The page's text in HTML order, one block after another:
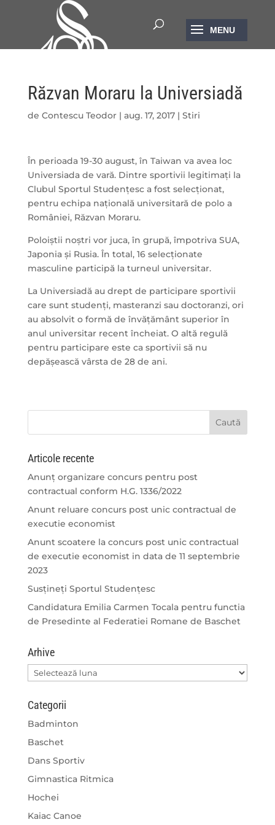
Răzvan Moraru la Universiadă
de Contescu Teodor| aug. 17, 2017| Stiri
În perioada 19-30 august, în Taiwan va avea loc
Universiada de vară. Dintre sportivii legitimați la
Clubul Sportul Studențesc a fost selecționat,
pentru echipa națională universitară de polo a
României, Răzvan Moraru.
Poloiștii noștri vor juca, în grupă, împotriva SUA,
Japonia și Rusia. În total, 16 selecționate
masculine participă la turneul universitar.
La Universiadă au drept de participare sportivii
care sunt studenți, masteranzi sau doctoranzi, ori
au absolvit o formă de învățământ superior în
anul universitar recent încheiat. O altă regulă
pentru participare este ca sportivii să nu
depășească vârsta de 28 de ani.
Articole recente
Anunț organizare concurs pentru post
contractual conform H.G. 1336/2022
Anunt reluare concurs post unic contractual de
executie economist
Anunt scoatere la concurs post unic contractual
de executie economist in data de 11 septembrie
2023
Susțineți Sportul Studențesc
Candidatura Emilia Carmen Tocala pentru functia
de Presedinte al Federatiei Romane de Baschet
Arhive
Arhive
Categorii
Badminton
Baschet
Dans Sportiv
Gimnastica Ritmica
Hochei
Kaiac Canoe